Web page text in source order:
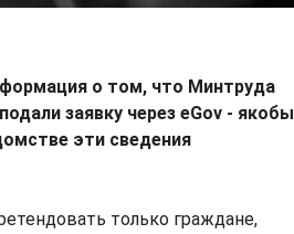
о том, что Минтруда
заявку через eGov - якобы
эти сведения
только граждане,